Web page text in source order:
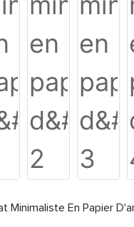
Minimaliste En Papier